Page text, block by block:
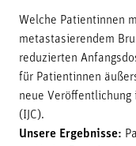
Welche Patientinnen
metastasierendem
reduzierten
für Patientinnen
neue
(IJC).
Unsere Ergebnisse: